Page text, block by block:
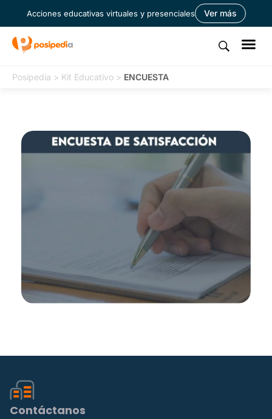
Acciones educativas virtuales y presenciales Ver más
Posipedia > Kit Educativo > ENCUESTA
Contáctanos